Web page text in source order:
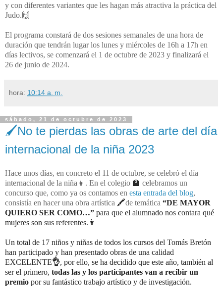
y con diferentes variantes que les hagan más atractiva la práctica del
Judo.🙌
El programa constará de dos sesiones semanales de una hora de
duración que tendrán lugar los lunes y miércoles de 16h a 17h en
días lectivos, se comenzará el 1 de octubre de 2023 y finalizará el
26 de junio de 2024.
hora: 10:14 a. m.
sábado, 21 de octubre de 2023
🖌No te pierdas las obras de arte del día
internacional de la niña 2023
Hace unos días, en concreto el 11 de octubre, se celebró el día
internacional de la niña👧. En el colegio 🏫 celebramos un
concurso que, como ya os contamos en esta entrada del blog,
consistía en hacer una obra artística 🖍de temática “DE MAYOR
QUIERO SER COMO…” para que el alumnado nos contara qué
mujeres son sus referentes.👩
Un total de 17 niños y niñas de todos los cursos del Tomás Bretón
han participado y han presentado obras de una calidad
EXCELENTE👌, por ello, se ha decidido que este año, también al
ser el primero, todas las y los participantes van a recibir un
premio por su fantástico trabajo artístico y de investigación.